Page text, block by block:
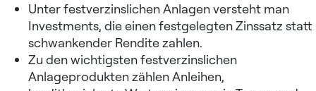
Unter festverzinslichen Anlagen versteht man
Investments, die einen festgelegten Zinssatz statt
schwankender Rendite zahlen.
Zu den wichtigsten festverzinslichen
Anlageprodukten zählen Anleihen,